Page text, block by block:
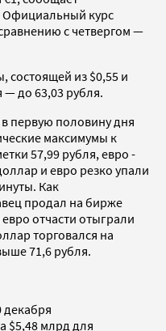
Официальный курс
с четвергом —
состоящей из $0,55 и
— до 63,03 рубля.
первую половину дня
максимумы к
57,99 рубля, евро -
и евро резко упали
Как
продал на бирже
отчасти отыграли
торговался на
71,6 рубля.
декабря
$5,48 млрд для